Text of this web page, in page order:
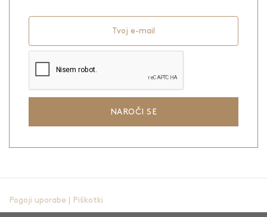
Tvoj e-mail
NAROČI SE
Pogoji uporabe Piškotki